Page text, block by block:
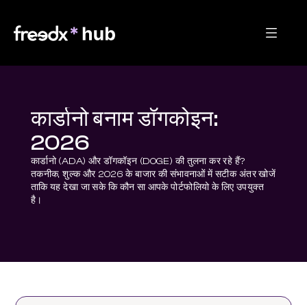
कार्डानो बनाम डॉगकोइन:
2026
कार्डानो (ADA) और डॉगकॉइन (DOGE) की तुलना कर रहे हैं?
तकनीक, शुल्क और 2026 के बाजार की संभावनाओं में सटीक अंतर खोजें
ताकि यह देखा जा सके कि कौन सा आपके पोर्टफोलियो के लिए उपयुक्त
है।